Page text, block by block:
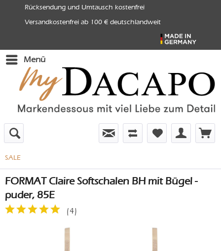
Rücksendung und Umtausch kostenfrei
Versandkostenfrei ab 100 € deutschlandweit
Menü
SALE
FORMAT Claire Softschalen BH mit Bügel -
puder, 85E
(4)